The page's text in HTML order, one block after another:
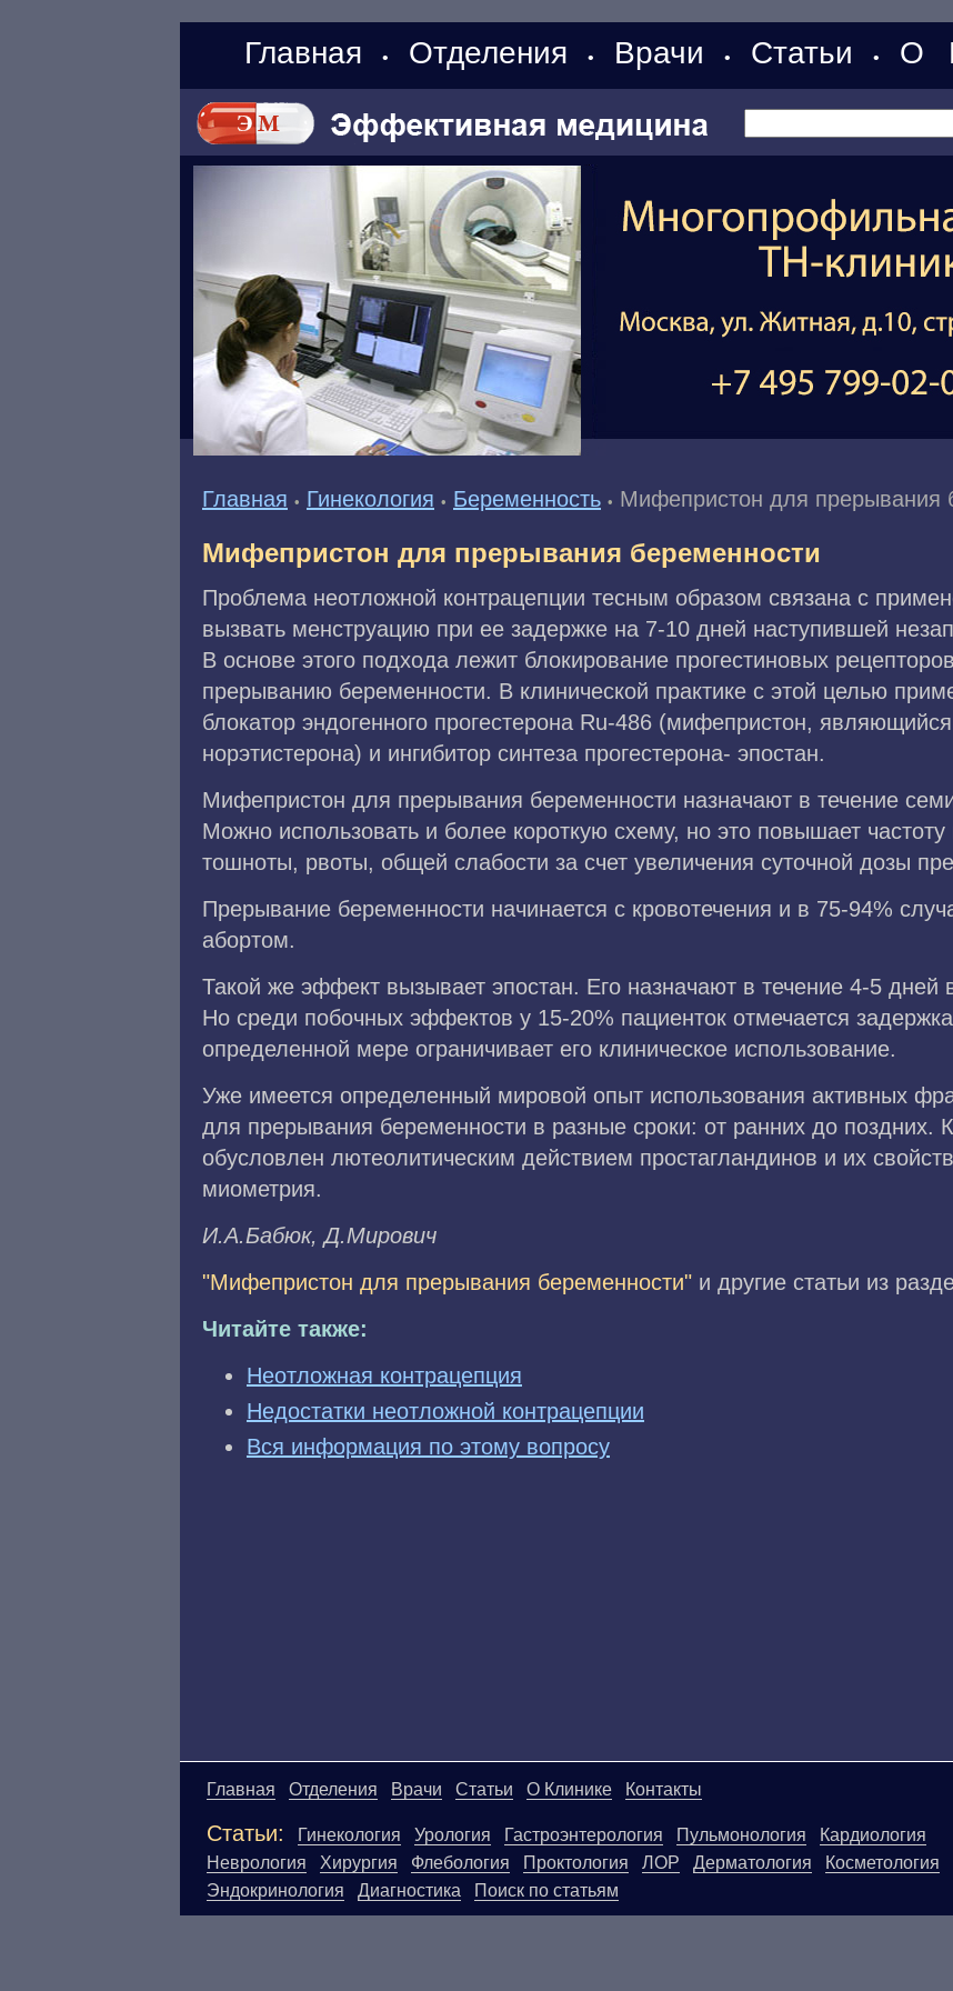
Главная • Отделения • Врачи • Статьи • О
Главная • Гинекология • Беременность • Мифепристон для прерывания
Мифепристон для прерывания беременности
Проблема неотложной контрацепции тесным образом связана с
вызвать менструацию при ее задержке на 7-10 дней наступившей
В основе этого подхода лежит блокирование прогестиновых
прерыванию беременности. В клинической практике с этой целью
блокатор эндогенного прогестерона Ru-486 (мифепристон,
норэтистерона) и ингибитор синтеза прогестерона- эпостан.
Мифепристон для прерывания беременности назначают в течение
Можно использовать и более короткую схему, но это повышает
тошноты, рвоты, общей слабости за счет увеличения суточной дозы
Прерывание беременности начинается с кровотечения и в 75-94%
абортом.
Такой же эффект вызывает эпостан. Его назначают в течение 4-5 дней
Но среди побочных эффектов у 15-20% пациенток отмечается
определенной мере ограничивает его клиническое использование.
Уже имеется определенный мировой опыт использования активных
для прерывания беременности в разные сроки: от ранних до поздних.
обусловлен лютеолитическим действием простагландинов и их
миометрия.
И.A.Бaбюк, Д.Mиpoвич
"Мифепристон для прерывания беременности" и другие статьи из
Читайте также:
Неотложная контрацепция
Недостатки неотложной контрацепции
Вся информация по этому вопросу
Главная Отделения Врачи Статьи О Клинике Контакты
Статьи: Гинекология Урология Гастроэнтерология Пульмонология
Кардиология
Неврология
Хирургия Флебология Проктология ЛОР Дерматология
Косметология
Эндокринология
Диагностика Поиск по статьям